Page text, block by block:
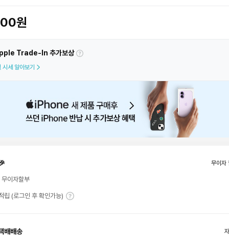
원
Trade-In 추가보상
시세 알아보기
무이자
이자할부
립 (로그인 후 확인가능)
배배송